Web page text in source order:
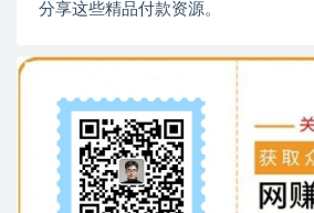
分享这些精品付款资源。